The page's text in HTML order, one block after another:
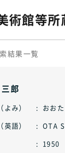
術館等所
結果一覧
郎
み）
おお
語）
OTA
1950